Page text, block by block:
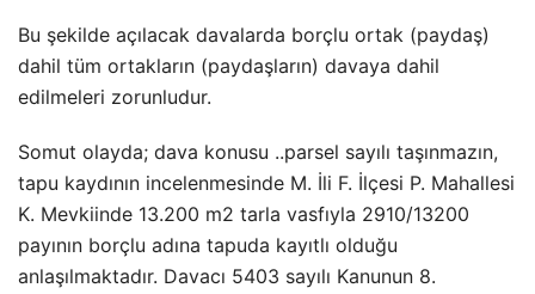
Bu şekilde açılacak davalarda borçlu ortak (paydaş)
dahil tüm ortakların (paydaşların) davaya dahil
edilmeleri zorunludur.
Somut olayda; dava konusu ..parsel sayılı taşınmazın,
tapu kaydının incelenmesinde M. İli F. İlçesi P. Mahallesi
K. Mevkiinde 13.200 m2 tarla vasfıyla 2910/13200
payının borçlu adına tapuda kayıtlı olduğu
anlaşılmaktadır. Davacı 5403 sayılı Kanunun 8.